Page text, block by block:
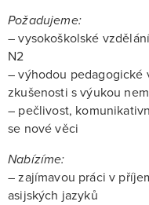
Požadujeme:
– vysokoškolské
N2
– výhodou pedagogické
zkušenosti s výukou
– pečlivost,
se nové věci
Nabízíme:
– zajímavou práci v
asijských jazyků